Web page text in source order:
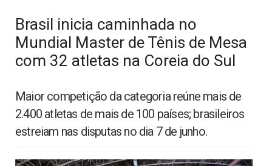
Brasil inicia caminhada no
Mundial Master de Tênis de Mesa
com 32 atletas na Coreia do Sul
Maior competição da categoria reúne mais de
2.400 atletas de mais de 100 países; brasileiros
estreiam nas disputas no dia 7 de junho.